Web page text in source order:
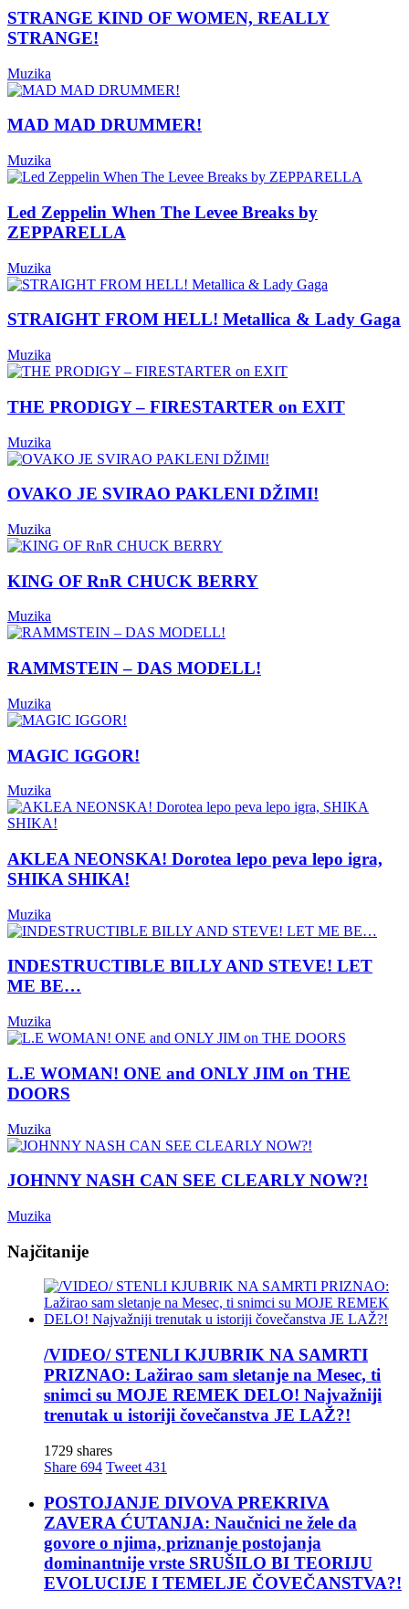
STRANGE KIND OF WOMEN, REALLY
STRANGE!
Muzika
MAD MAD DRUMMER!
Muzika
Led Zeppelin When The Levee Breaks by
ZEPPARELLA
Muzika
STRAIGHT FROM HELL! Metallica & Lady Gaga
Muzika
THE PRODIGY – FIRESTARTER on EXIT
Muzika
OVAKO JE SVIRAO PAKLENI DŽIMI!
Muzika
KING OF RnR CHUCK BERRY
Muzika
RAMMSTEIN – DAS MODELL!
Muzika
MAGIC IGGOR!
Muzika
AKLEA NEONSKA! Dorotea lepo peva lepo igra,
SHIKA SHIKA!
Muzika
INDESTRUCTIBLE BILLY AND STEVE! LET
ME BE…
Muzika
L.E WOMAN! ONE and ONLY JIM on THE
DOORS
Muzika
JOHNNY NASH CAN SEE CLEARLY NOW?!
Muzika
Najčitanije
/VIDEO/ STENLI KJUBRIK NA SAMRTI
PRIZNAO: Lažirao sam sletanje na Mesec, ti
snimci su MOJE REMEK DELO! Najvažniji
trenutak u istoriji čovečanstva JE LAŽ?!
1729 shares
Share 694 Tweet 431
POSTOJANJE DIVOVA PREKRIVA
ZAVERA ĆUTANJA: Naučnici ne žele da
govore o njima, priznanje postojanja
dominantnije vrste SRUŠILO BI TEORIJU
EVOLUCIJE I TEMELJE ČOVEČANSTVA?!